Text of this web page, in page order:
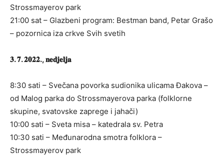
Strossmayerov park
21:00 sat – Glazbeni program: Bestman band, Petar Grašo
– pozornica iza crkve Svih svetih
𝟑. 𝟕. 𝟐𝟎𝟐𝟐., 𝐧𝐞𝐝𝐣𝐞𝐥𝐣𝐚
8:30 sati – Svečana povorka sudionika ulicama Đakova –
od Malog parka do Strossmayerova parka (folklorne
skupine, svatovske zaprege i jahači)
10:00 sati – Sveta misa – katedrala sv. Petra
10:30 sati – Međunarodna smotra folklora –
Strossmayerov park